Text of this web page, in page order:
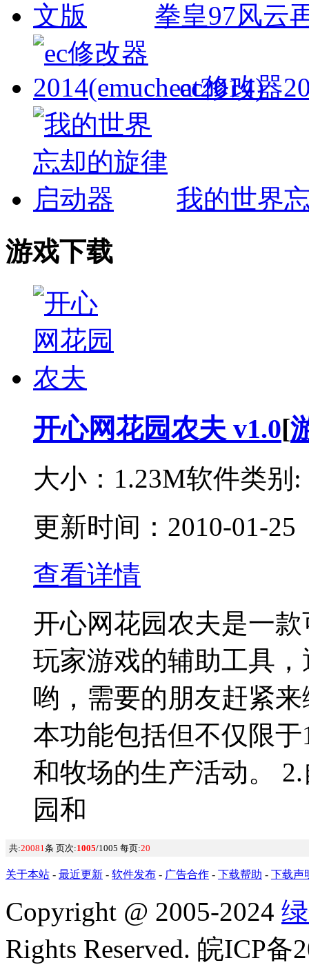
拳皇97风云
ec修改器
我的世界
游戏下载
开心网花园农夫 v1.0[
大小：1.23M软件类别
更新时间：2010-01-25
查看详情
开心网花园农夫是一
玩家游戏的辅助工具
哟，需要的朋友赶紧
本功能包括但不仅限
和牧场的生产活动。
园和
共:20081条 页次:1005/1005 每页:20
关于本站 - 最近更新 - 软件发布 - 广告合作 - 下载帮助 - 下载声
Copyright @ 2005-2024
Rights Reserved. 皖ICP备